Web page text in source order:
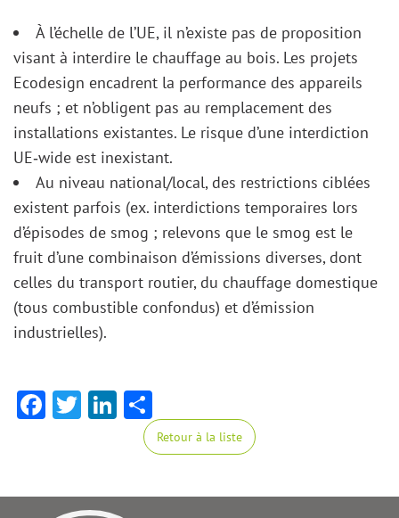
À l’échelle de l’UE, il n’existe pas de proposition
visant à interdire le chauffage au bois. Les projets
Ecodesign encadrent la performance des appareils
neufs ; et n’obligent pas au remplacement des
installations existantes. Le risque d’une interdiction
UE‑wide est inexistant.
Au niveau national/local, des restrictions ciblées
existent parfois (ex. interdictions temporaires lors
d’épisodes de smog ; relevons que le smog est le
fruit d’une combinaison d’émissions diverses, dont
celles du transport routier, du chauffage domestique
(tous combustible confondus) et d’émission
industrielles).
Facebook
TwitterLinkedIn
Retour à la liste